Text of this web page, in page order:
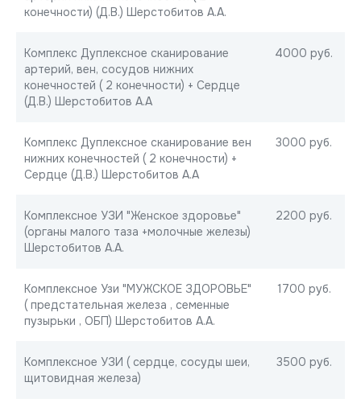
конечности) (Д.В.) Шерстобитов А.А.
Комплекс Дуплексное сканирование
артерий, вен, сосудов нижних
конечностей ( 2 конечности) + Сердце
(Д.В.) Шерстобитов А.А
4000 руб.
Комплекс Дуплексное сканирование вен
нижних конечностей ( 2 конечности) +
Сердце (Д.В.) Шерстобитов А.А
3000 руб.
Комплексное УЗИ "Женское здоровье"
(органы малого таза +молочные железы)
Шерстобитов А.А.
2200 руб.
Комплексное Узи "МУЖСКОЕ ЗДОРОВЬЕ"
( предстательная железа , семенные
пузырьки , ОБП) Шерстобитов А.А.
1700 руб.
Комплексное УЗИ ( сердце, сосуды шеи,
щитовидная железа)
3500 руб.